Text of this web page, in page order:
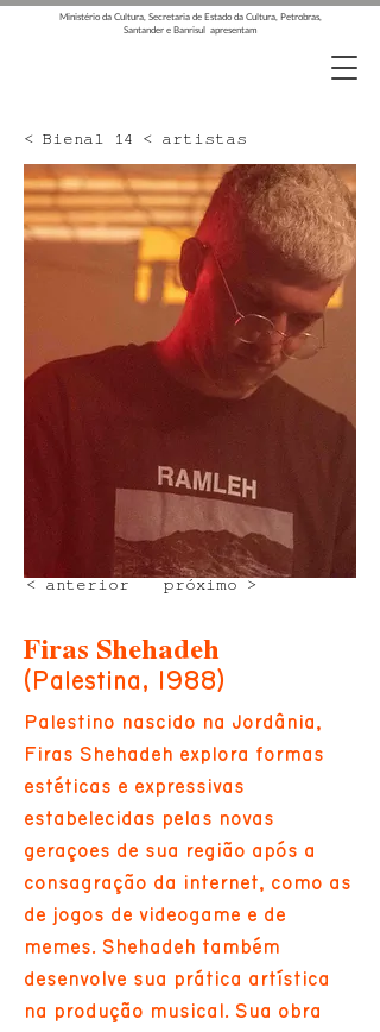
Ministério da Cultura, Secretaria de Estado da Cultura, Petrobras,
Santander e Banrisul apresentam
< Bienal 14 < artistas
próximo >
< anterior
Firas Shehadeh
(Palestina, 1988)
Palestino nascido na Jordânia,
Firas Shehadeh explora formas
estéticas e expressivas
estabelecidas pelas novas
gerações de sua região após a
consagração da internet, como as
de jogos de videogame e de
memes. Shehadeh também
desenvolve sua prática artística
na produção musical. Sua obra